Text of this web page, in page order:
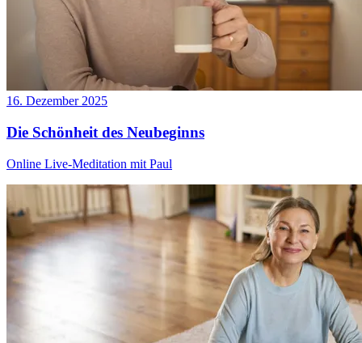
16. Dezember 2025
Die Schönheit des Neubeginns
Online Live-Meditation mit Paul